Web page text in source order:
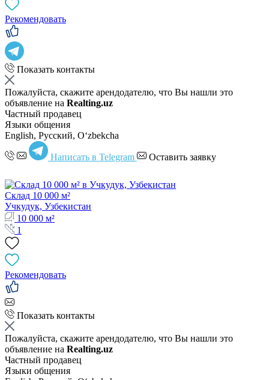
Рекомендовать
Показать контакты
Пожалуйста, скажите арендодателю, что Вы нашли это
объявление на Realting.uz
Частный продавец
Языки общения
English, Русский, Oʻzbekcha
Написать в Telegram Оставить заявку
Склад 10 000 м²
Учкудук, Узбекистан
10 000 м²
1
Рекомендовать
Показать контакты
Пожалуйста, скажите арендодателю, что Вы нашли это
объявление на Realting.uz
Частный продавец
Языки общения